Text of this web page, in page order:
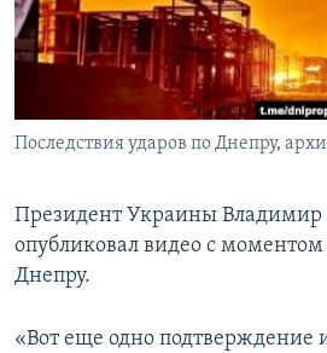
ПОБЕДИТЕЛЕЙ НЕ СУДЯТ?
КРЫМ.НЕПОКОРЕННЫЙ
УКРАИНСКАЯ ПРОБЛЕМА КРЫМА
ПРИСОЕДИНЯЙТЕСЬ!
Последствия ударов по Днепру,
Президент Украины Владимир
опубликовал видео с моментом
Днепру.
«Вот еще одно подтверждение